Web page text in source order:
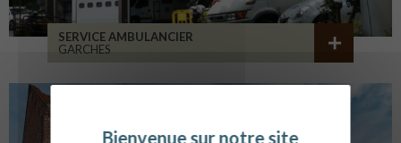
SERVICE AMBULANCIER
GARCHES